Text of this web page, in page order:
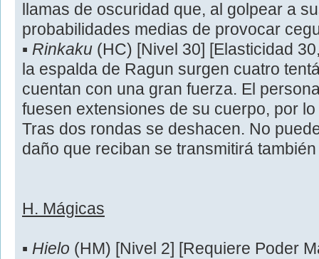
llamas de oscuridad que, al golpear a
probabilidades medias de provocar
▪ Rinkaku (HC) [Nivel 30] [Elasticidad
la espalda de Ragun surgen cuatro
cuentan con una gran fuerza. El
fuesen extensiones de su cuerpo, por
Tras dos rondas se deshacen. No
daño que reciban se transmitirá
H. Mágicas
▪ Hielo (HM) [Nivel 2] [Requiere Poder